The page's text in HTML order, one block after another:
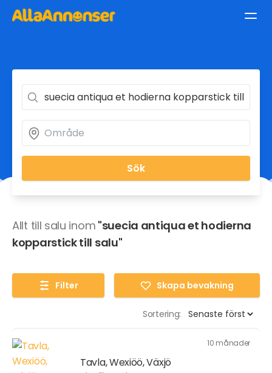
Sök
Allt till salu inom "suecia antiqua et hodierna
kopparstick till salu"
Filter Skapa bevakning
Sortering:
10 månader
Tavla, Wexiöö, Växjö